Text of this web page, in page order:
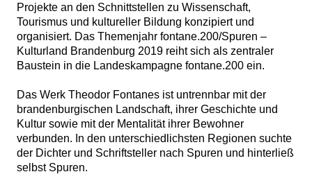
Projekte an den Schnittstellen zu Wissenschaft,
Tourismus und kultureller Bildung konzipiert und
organisiert. Das Themenjahr fontane.200/Spuren –
Kulturland Brandenburg 2019 reiht sich als zentraler
Baustein in die Landeskampagne fontane.200 ein.
Das Werk Theodor Fontanes ist untrennbar mit der
brandenburgischen Landschaft, ihrer Geschichte und
Kultur sowie mit der Mentalität ihrer Bewohner
verbunden. In den unterschiedlichsten Regionen suchte
der Dichter und Schriftsteller nach Spuren und hinterließ
selbst Spuren.